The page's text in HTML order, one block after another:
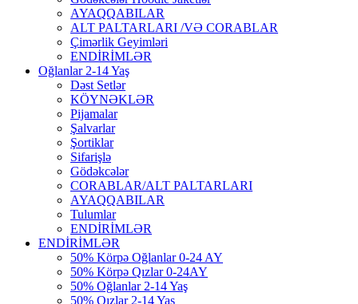
AYAQQABILAR
ALT PALTARLARI /VƏ CORABLAR
Çimərlik Geyimləri
ENDİRİMLƏR
Oğlanlar 2-14 Yaş
Dəst Setlər
KÖYNƏKLƏR
Pijamalar
Şalvarlar
Şortiklar
Sifarişlə
Gödəkcələr
CORABLAR/ALT PALTARLARI
AYAQQABILAR
Tulumlar
ENDİRİMLƏR
ENDİRİMLƏR
50% Körpə Oğlanlar 0-24 AY
50% Körpə Qızlar 0-24AY
50% Oğlanlar 2-14 Yaş
50% Qızlar 2-14 Yaş